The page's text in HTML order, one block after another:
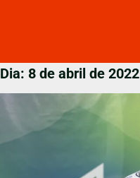
Dia: 8 de abril de 2022